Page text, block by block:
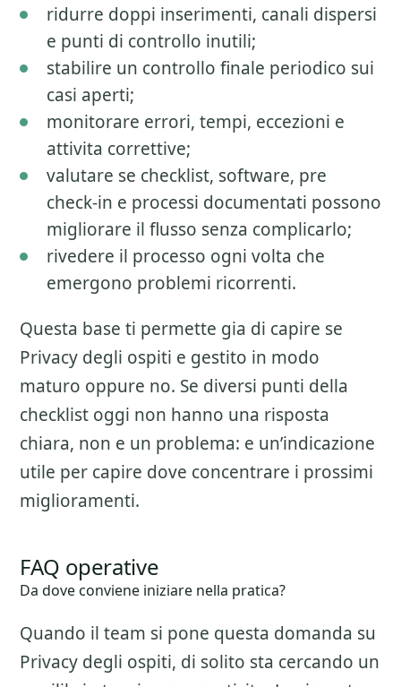
ridurre doppi inserimenti, canali dispersi
e punti di controllo inutili;
stabilire un controllo finale periodico sui
casi aperti;
monitorare errori, tempi, eccezioni e
attivita correttive;
valutare se checklist, software, pre
check-in e processi documentati possono
migliorare il flusso senza complicarlo;
rivedere il processo ogni volta che
emergono problemi ricorrenti.
Questa base ti permette gia di capire se
Privacy degli ospiti e gestito in modo
maturo oppure no. Se diversi punti della
checklist oggi non hanno una risposta
chiara, non e un problema: e un’indicazione
utile per capire dove concentrare i prossimi
miglioramenti.
FAQ operative
Da dove conviene iniziare nella pratica?
Quando il team si pone questa domanda su
Privacy degli ospiti, di solito sta cercando un